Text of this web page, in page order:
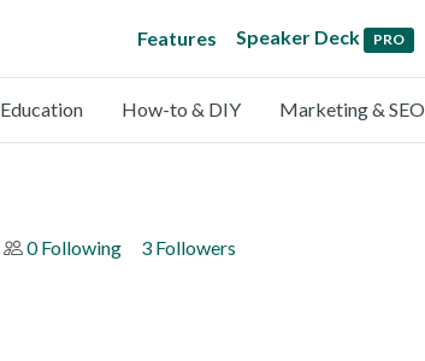
Features Speaker Deck PRO
Education How-to & DIY Marketing & SEO
0 Following 3 Followers